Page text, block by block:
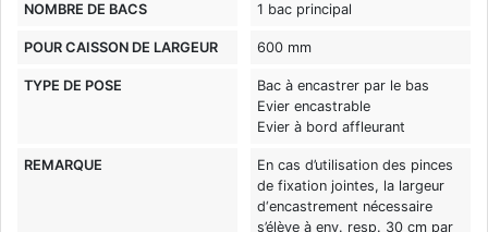
NOMBRE DE BACS 1 bac principal
POUR CAISSON DE LARGEUR 600 mm
TYPE DE POSE
Bac à encastrer par le bas
Evier encastrable
Evier à bord affleurant
REMARQUE
En cas d’utilisation des pinces
de fixation jointes, la largeur
d‘encastrement nécessaire
s’élève à env. resp. 30 cm par